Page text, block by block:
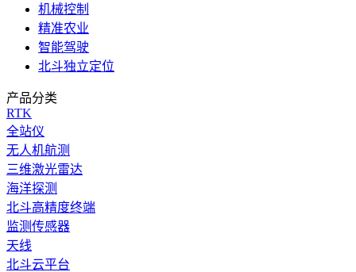
机械控制
精准农业
智能驾驶
北斗独立定位
产品分类
RTK
全站仪
无人机航测
三维激光雷达
海洋探测
北斗高精度终端
监测传感器
天线
北斗云平台